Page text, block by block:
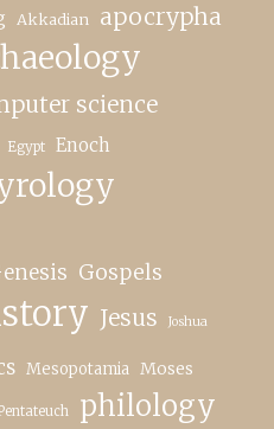
Akkadian apocrypha
science
Egypt Enoch
Gospels
Jesus Joshua
Mesopotamia Moses
philology